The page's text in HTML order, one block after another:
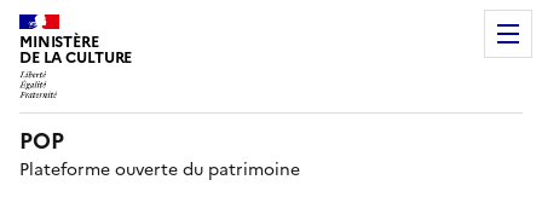
MINISTÈRE
DE LA CULTURE
POP
Plateforme ouverte du patrimoine